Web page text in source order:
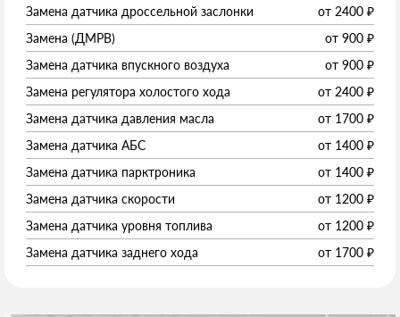
Замена датчика дроссельной заслонки
от 2400 ₽
Замена (ДМРВ)
от 900 ₽
Замена датчика впускного воздуха
от 900 ₽
Замена регулятора холостого хода
от 2400 ₽
Замена датчика давления масла
от 1700 ₽
Замена датчика АБС
от 1400 ₽
Замена датчика парктроника
от 1400 ₽
Замена датчика скорости
от 1200 ₽
Замена датчика уровня топлива
от 1200 ₽
Замена датчика заднего хода
от 1700 ₽